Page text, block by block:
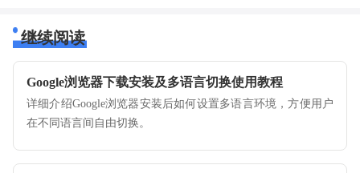
继续阅读
Google浏览器下载安装及多语言切换使用教程
详细介绍Google浏览器安装后如何设置多语言环境，方便用户
在不同语言间自由切换。